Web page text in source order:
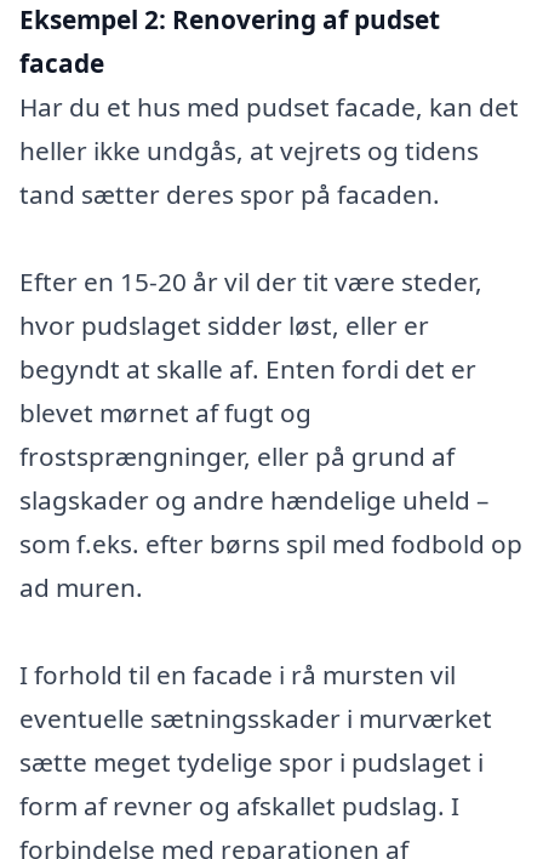
Eksempel 2: Renovering af pudset
facade
Har du et hus med pudset facade, kan det
heller ikke undgås, at vejrets og tidens
tand sætter deres spor på facaden.
Efter en 15-20 år vil der tit være steder,
hvor pudslaget sidder løst, eller er
begyndt at skalle af. Enten fordi det er
blevet mørnet af fugt og
frostsprængninger, eller på grund af
slagskader og andre hændelige uheld –
som f.eks. efter børns spil med fodbold op
ad muren.
I forhold til en facade i rå mursten vil
eventuelle sætningsskader i murværket
sætte meget tydelige spor i pudslaget i
form af revner og afskallet pudslag. I
forbindelse med reparationen af